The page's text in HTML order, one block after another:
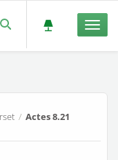
/Actes 8.21